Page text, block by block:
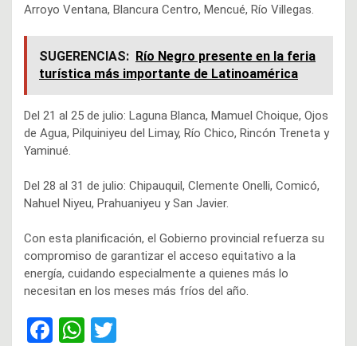
Arroyo Ventana, Blancura Centro, Mencué, Río Villegas.
SUGERENCIAS: Río Negro presente en la feria
turística más importante de Latinoamérica
Del 21 al 25 de julio: Laguna Blanca, Mamuel Choique, Ojos
de Agua, Pilquiniyeu del Limay, Río Chico, Rincón Treneta y
Yaminué.
Del 28 al 31 de julio: Chipauquil, Clemente Onelli, Comicó,
Nahuel Niyeu, Prahuaniyeu y San Javier.
Con esta planificación, el Gobierno provincial refuerza su
compromiso de garantizar el acceso equitativo a la
energía, cuidando especialmente a quienes más lo
necesitan en los meses más fríos del año.
F
W